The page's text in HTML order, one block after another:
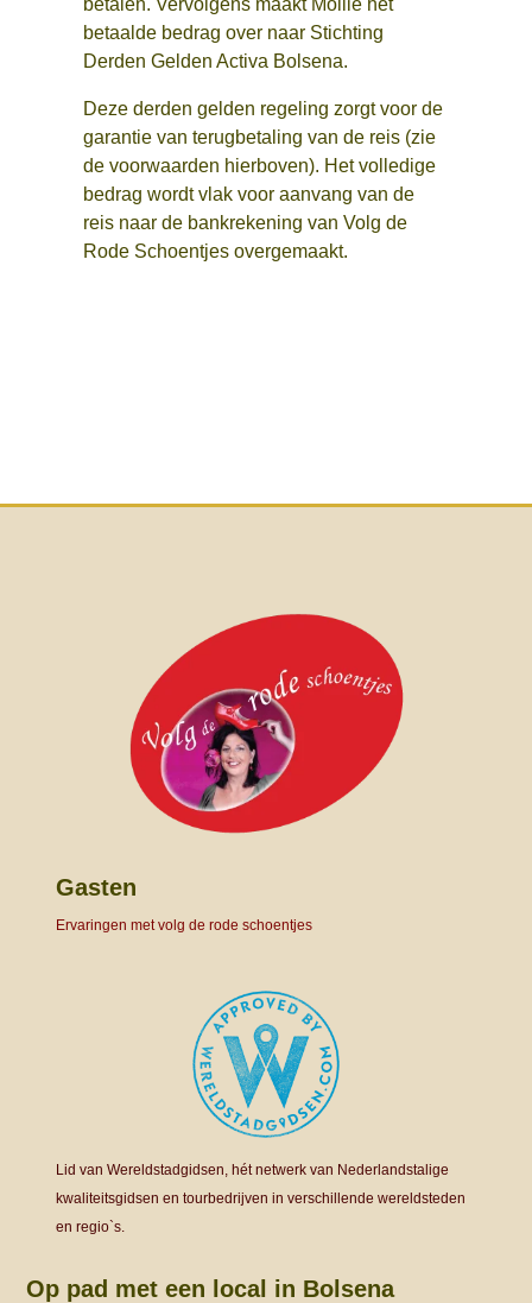
betalen. Vervolgens maakt Mollie het
betaalde bedrag over naar Stichting
Derden Gelden Activa Bolsena.
Deze derden gelden regeling zorgt voor de
garantie van terugbetaling van de reis (zie
de voorwaarden hierboven). Het volledige
bedrag wordt vlak voor aanvang van de
reis naar de bankrekening van Volg de
Rode Schoentjes overgemaakt.
Gasten
Ervaringen met volg de rode schoentjes
Lid van Wereldstadgidsen, hét netwerk van Nederlandstalige
kwaliteitsgidsen en tourbedrijven in verschillende wereldsteden
en regio`s.
Op pad met een local in Bolsena